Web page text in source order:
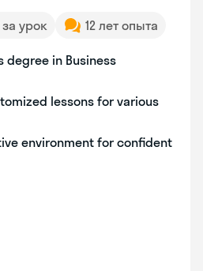
за урок 12 лет опыта
degree in Business
lessons for various
environment for confident